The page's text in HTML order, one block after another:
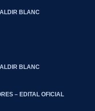
BLANC
BLANC
– EDITAL OFICIAL